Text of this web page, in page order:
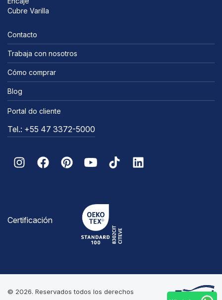
Cubre Varilla
Contacto
Trabaja con nosotros
Cómo comprar
Blog
Portal do cliente
Tel.: +55 47 3372-5000
Certificación
© 2026. Reservados todos los derechos